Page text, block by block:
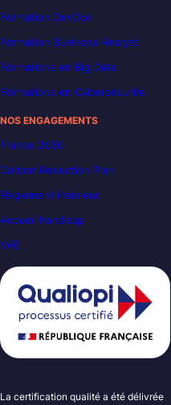
Formation DevOps
Formation Business Analyst
Formations en Big Data
Formations en Cybersécurité
NOS ENGAGEMENTS
France 2030
Carbon Reduction Plan
Règlement intérieur
Accueil handicap
VAE
La certification qualité a été délivrée